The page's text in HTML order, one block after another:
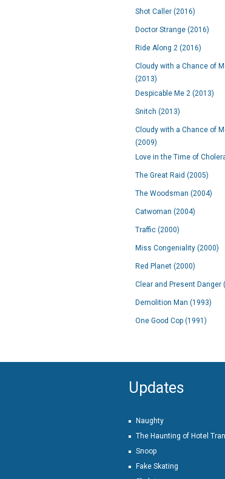
Shot Caller (2016)
Doctor Strange (2016)
Ride Along 2 (2016)
Cloudy with a Chance of
(2013)
Despicable Me 2 (2013)
Snitch (2013)
Cloudy with a Chance of
(2009)
Love in the Time of
The Great Raid (2005)
The Woodsman (2004)
Catwoman (2004)
Traffic (2000)
Miss Congeniality (2000)
Red Planet (2000)
Clear and Present Danger
Demolition Man (1993)
One Good Cop (1991)
Updates
Naughty
The Haunting of Hotel
Snoop
Fake Skating